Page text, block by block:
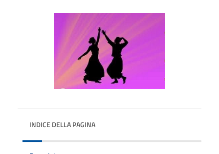
INDICE DELLA PAGINA